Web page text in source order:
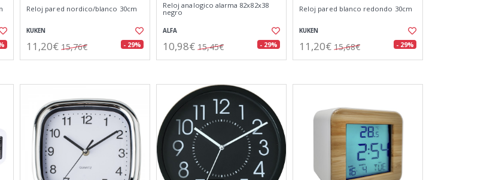
Reloj pared nordico/blanco 30cm
KUKEN
11,20€ 15,76€ - 29%
Reloj analogico alarma 82x82x38
negro
ALFA
10,98€ 15,45€ - 29%
Reloj pared blanco redondo 30cm
KUKEN
11,20€ 15,68€ - 29%